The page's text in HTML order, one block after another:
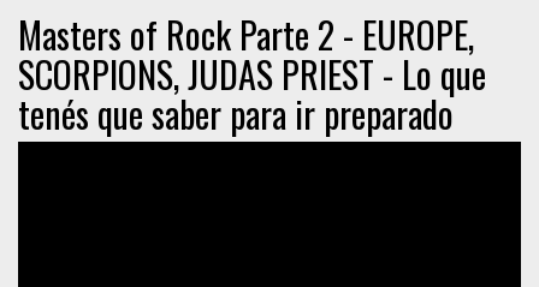
Masters of Rock Parte 2 - EUROPE,
SCORPIONS, JUDAS PRIEST - Lo que
tenés que saber para ir preparado